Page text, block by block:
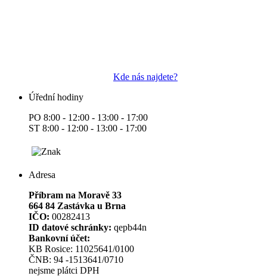
Kde nás najdete?
Úřední hodiny
PO 8:00 - 12:00 - 13:00 - 17:00
ST 8:00 - 12:00 - 13:00 - 17:00
Adresa
Příbram na Moravě 33
664 84 Zastávka u Brna
IČO: 00282413
ID datové schránky: qepb44n
Bankovní účet:
KB Rosice: 11025641/0100
ČNB: 94 -1513641/0710
nejsme plátci DPH